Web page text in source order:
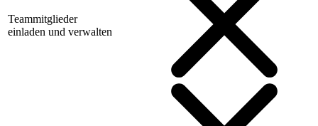
Teammitglieder
einladen und verwalten